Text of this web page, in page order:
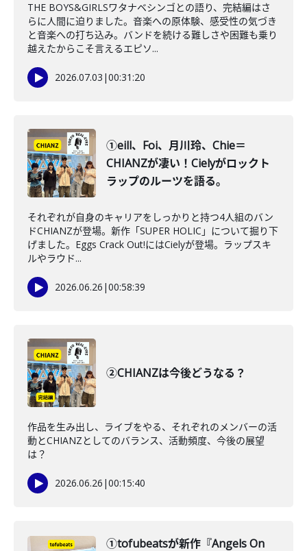
THE BOYS&GIRLSワタナベシンゴとの語り、完結編はさ
らに人間に迫りました。音楽への原体験、感受性の気づき
と音楽への打ち込み。バンドを続ける難しさや困難も乗り
越えたからこそ言えるエピソ...
2026.07.03 |00:31:20
①eill、Foi、月川玲、Chie＝
CHIANZが凄い！Cielyがロックト
ラップのルーツを語る。
それぞれが自身のキャリアをしっかりと持つ4人組のバン
ドCHIANZが登場。新作「SUPER HOLIC」について掘り下
げました。Eggs Crack Out!にはCielyが登場。ラップスキ
ルやラウド...
2026.06.26 |00:58:39
②CHIANZは今後どうなる？
作品を生み出し、ライブをやる、それぞれのメンバーの活
動とCHIANZとしてのバランス、活動頻度、今後の展望
は？
2026.06.26 |00:15:40
①tofubeatsが新作『Angels On